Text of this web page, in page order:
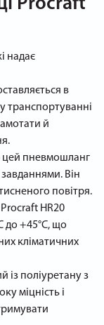
Procraft
надає
в
транспортуванні
й
цей пневмошланг
Він
повітря.
HR20
до +45°C, що
кліматичних
із поліуретану з
міцність і